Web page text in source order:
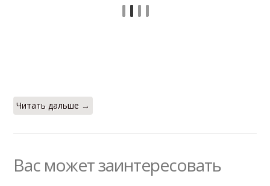
Читать дальше →
Вас может заинтересовать